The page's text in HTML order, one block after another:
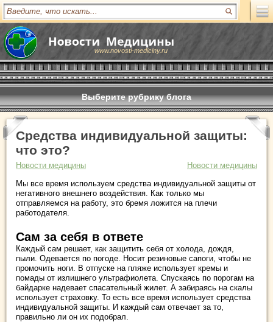
www.novosti-mediciny.ru
Выберите рубрику блога
Средства индивидуальной защиты:
что это?
Новости медицины
Новости медицины
Мы все время используем средства индивидуальной защиты от
негативного внешнего воздействия. Как только мы
отправляемся на работу, это бремя ложится на плечи
работодателя.
Сам за себя в ответе
Каждый сам решает, как защитить себя от холода, дождя,
пыли. Одевается по погоде. Носит резиновые сапоги, чтобы не
промочить ноги. В отпуске на пляже использует кремы и
помады от излишнего ультрафиолета. Спускаясь по порогам на
байдарке надевает спасательный жилет. А забираясь на скалы
использует страховку. То есть все время использует средства
индивидуальной защиты. И каждый сам отвечает за то,
правильно ли он их подобрал.